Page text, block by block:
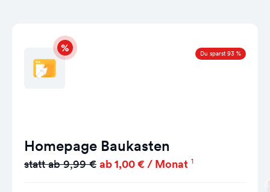
Du sparst 93 %
Homepage Baukasten
statt ab 9,99 € ab 1,00 € / Monat 1